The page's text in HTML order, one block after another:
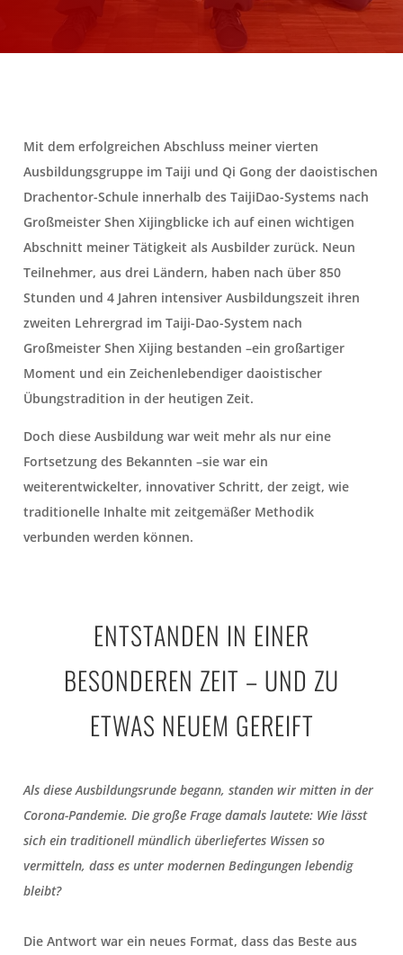
Mit dem erfolgreichen Abschluss meiner vierten
Ausbildungsgruppe im Taiji und Qi Gong der daoistischen
Drachentor-Schule innerhalb des TaijiDao-Systems nach
Großmeister Shen Xijingblicke ich auf einen wichtigen
Abschnitt meiner Tätigkeit als Ausbilder zurück. Neun
Teilnehmer, aus drei Ländern, haben nach über 850
Stunden und 4 Jahren intensiver Ausbildungszeit ihren
zweiten Lehrergrad im Taiji-Dao-System nach
Großmeister Shen Xijing bestanden –ein großartiger
Moment und ein Zeichenlebendiger daoistischer
Übungstradition in der heutigen Zeit.
Doch diese Ausbildung war weit mehr als nur eine
Fortsetzung des Bekannten –sie war ein
weiterentwickelter, innovativer Schritt, der zeigt, wie
traditionelle Inhalte mit zeitgemäßer Methodik
verbunden werden können.
ENTSTANDEN IN EINER
BESONDEREN ZEIT – UND ZU
ETWAS NEUEM GEREIFT
Als diese Ausbildungsrunde begann, standen wir mitten in der
Corona-Pandemie. Die große Frage damals lautete: Wie lässt
sich ein traditionell mündlich überliefertes Wissen so
vermitteln, dass es unter modernen Bedingungen lebendig
bleibt?
Die Antwort war ein neues Format, dass das Beste aus